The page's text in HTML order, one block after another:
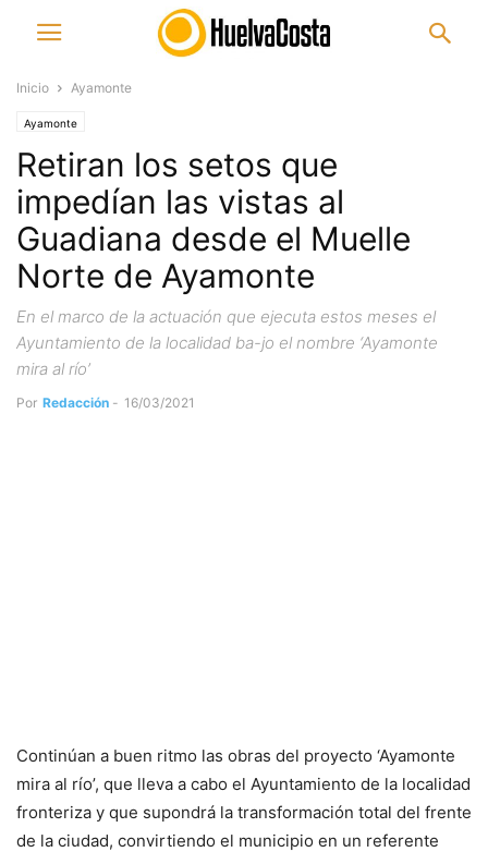
Inicio Ayamonte
Ayamonte
Retiran los setos que
impedían las vistas al
Guadiana desde el Muelle
Norte de Ayamonte
En el marco de la actuación que ejecuta estos meses el
Ayuntamiento de la localidad ba-jo el nombre ‘Ayamonte
mira al río’
Por Redacción - 16/03/2021
Continúan a buen ritmo las obras del proyecto ‘Ayamonte
mira al río’, que lleva a cabo el Ayuntamiento de la localidad
fronteriza y que supondrá la transformación total del frente
de la ciudad, convirtiendo el municipio en un referente